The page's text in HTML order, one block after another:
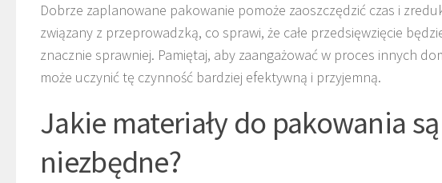
Dobrze zaplanowane pakowanie pomoże zaoszczędzić czas i
związany z przeprowadzką, co sprawi, że całe przedsięwzięcie
znacznie sprawniej. Pamiętaj, aby zaangażować w proces innych
może uczynić tę czynność bardziej efektywną i przyjemną.
Jakie materiały do pakowania są
niezbędne?